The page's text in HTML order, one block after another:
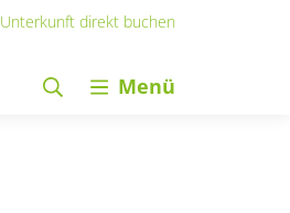
Unterkunft direkt buchen
Menü